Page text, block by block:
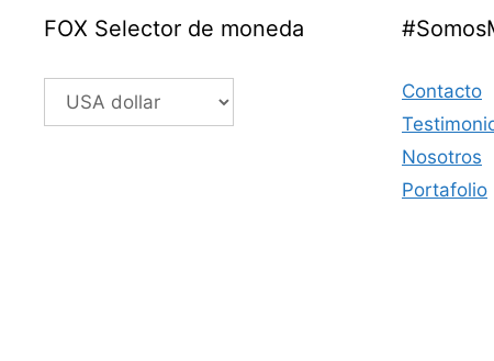
FOX Selector de moneda
Contacto
Nosotros
Portafolio